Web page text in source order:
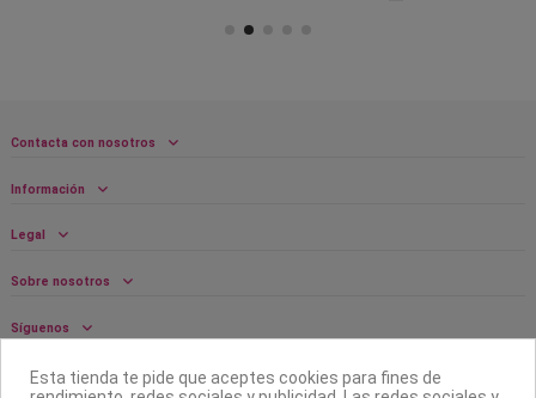
Contacta con nosotros
Información
Legal
Sobre nosotros
Síguenos
Boletín
Esta tienda te pide que aceptes cookies para fines de